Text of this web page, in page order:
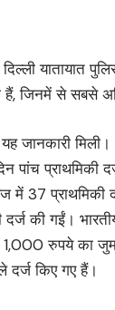
दिल्ली यातायात
हैं, जिनमें से सबसे
जानकारी
पांच प्राथमिकी
में 37
दर्ज की गईं।
रुपये का
दर्ज किए गए हैं।